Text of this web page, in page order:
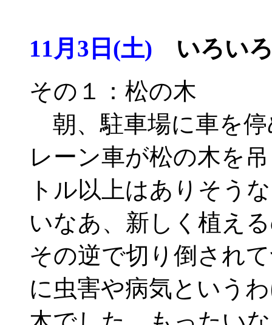
11月3日(土) いろい
その１：松の木
朝、駐車場に車を
レーン車が松の木を
トル以上はありそう
いなあ、新しく植え
その逆で切り倒され
に虫害や病気という